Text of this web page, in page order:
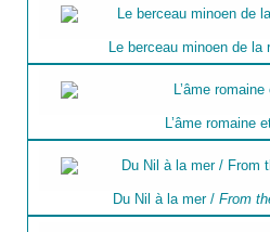
Le berceau minoen de la
L’âme romaine
Du Nil à la mer / From